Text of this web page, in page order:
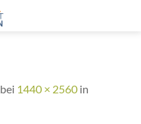
bei 1440 × 2560 in